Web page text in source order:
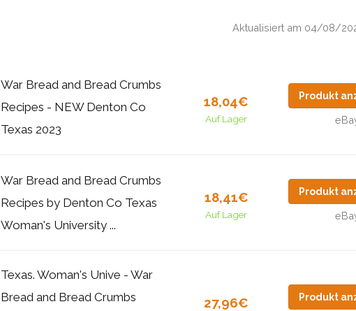
Aktualisiert am 04/08/
War Bread and Bread Crumbs
Recipes - NEW Denton Co
Texas 2023
18,04€
Auf Lager
Produkt
War Bread and Bread Crumbs
Recipes by Denton Co Texas
Woman's University ...
18,41€
Auf Lager
Produkt
Texas. Woman's Unive - War
Bread and Bread Crumbs
27,96€ Produkt